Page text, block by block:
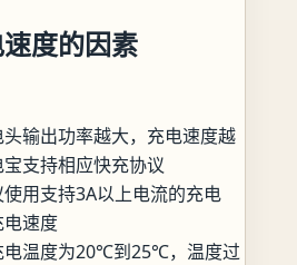
度的因素
头输出功率越大，充电速度越
支持相应快充协议
使用支持3A以上电流的充电
速度
电温度为20℃到25℃，温度过